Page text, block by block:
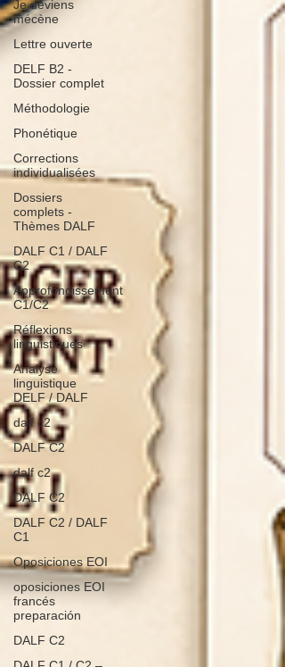
Je deviens
mécène
Lettre ouverte
DELF B2 -
Dossier complet
Méthodologie
Phonétique
Corrections
individualisées
Dossiers
complets -
Thèmes DALF
DALF C1 / DALF
C2
Approfondissement
C1/C2
Réflexions
linguistiques
Analyse
linguistique
DELF / DALF
dalf c2
DALF C2
dalf c2
DALF C2
DALF C2 / DALF
C1
Oposiciones EOI
oposiciones EOI
francés
preparación
DALF C2